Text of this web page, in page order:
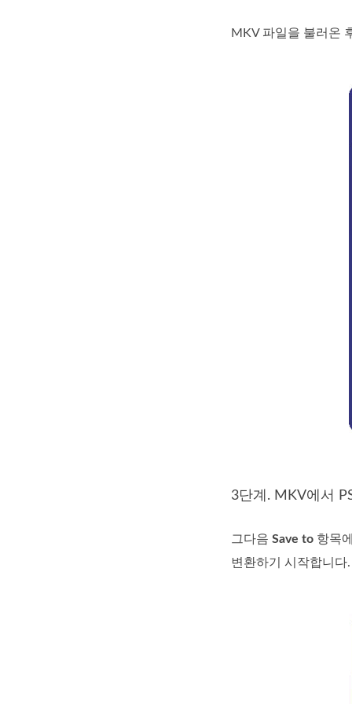
MKV 파일을 불러온
3단계. MKV에서
그다음 Save to 항목
변환하기 시작합니다.